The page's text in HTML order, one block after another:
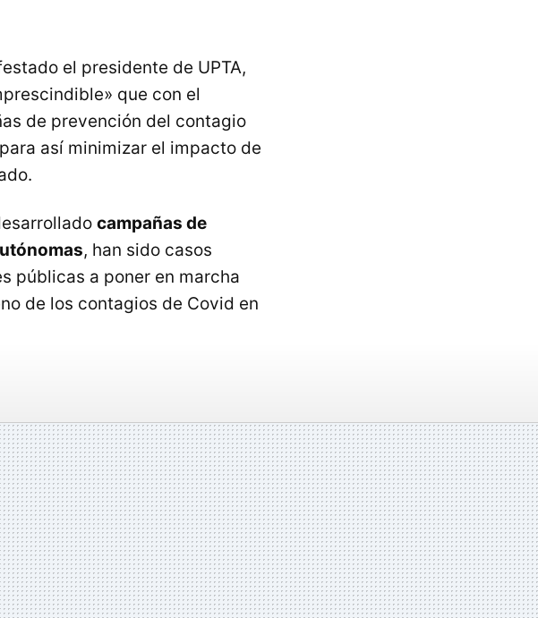
el presidente de UPTA,
que con el
de prevención del contagio
así minimizar el impacto de
campañas de
, han sido casos
públicas a poner en marcha
de los contagios de Covid en